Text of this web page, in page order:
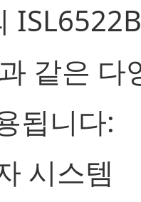
같은 다
됩니다:
시스템